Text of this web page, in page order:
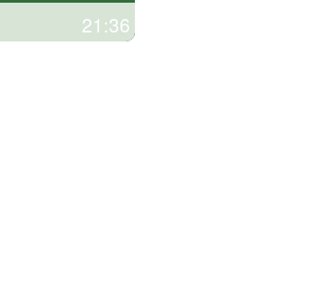
21:36